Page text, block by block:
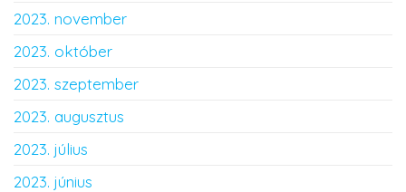
2023. november
2023. október
2023. szeptember
2023. augusztus
2023. július
2023. június